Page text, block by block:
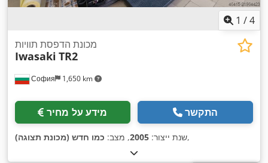
1 /4
София 1,650 km
מכונת הדפסת תוויות
Iwasaki TR2
מידע על מחיר התקשר
שנת ייצור: 2005, מצב: כמו חדש (מכונת תצוגה) ,